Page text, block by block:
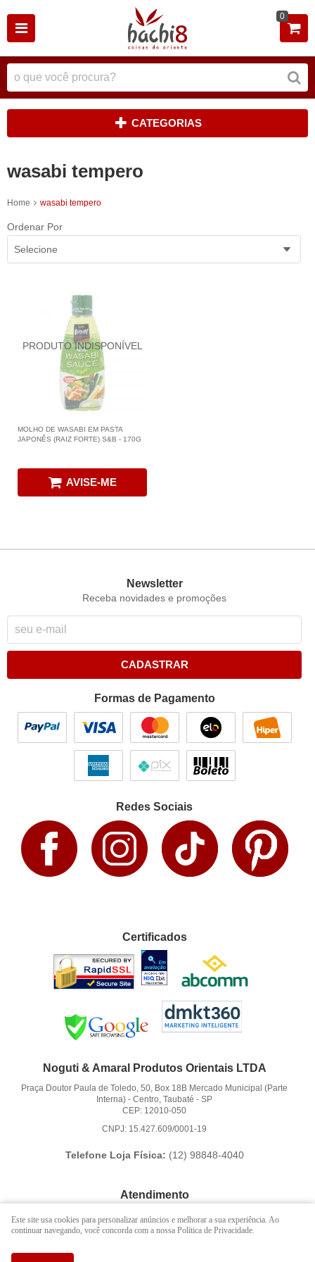
0
CATEGORIAS
wasabi tempero
Home wasabi tempero
Ordenar Por
Selecione
MOLHO DE WASABI EM PASTA
JAPONÊS (RAIZ FORTE) S&B - 170G
AVISE-ME
Newsletter
Receba novidades e promoções
CADASTRAR
Formas de Pagamento
Redes Sociais
Certificados
Noguti & Amaral Produtos Orientais LTDA
Praça Doutor Paula de Toledo, 50, Box 18B Mercado Municipal (Parte
Interna) -Centro, Taubaté -SP
CEP: 12010-050
CNPJ: 15.427.609/0001-19
Telefone Loja Física: (12) 98848-4040
Atendimento
(12) 3621-6262
(12)98848-4040
Este site usa cookies para personalizar anúncios e melhorar a sua experiência. Ao
continuar navegando, você concorda com a nossa Política de Privacidade.